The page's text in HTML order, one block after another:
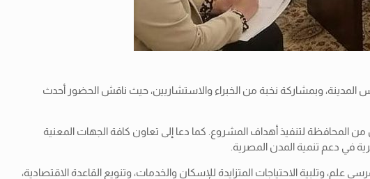
المدينة، وبمشاركة نخبة من الخبراء والاستشاريين، حيث ناقش الحضور أحدث
من المحافظة لتنفيذ أهداف المشروع. كما دعا إلى تعاون كافة الجهات المعنية
في دعم تنمية المدن المصرية.
وتلبية الاحتياجات المتزايدة للإسكان والخدمات، وتنويع القاعدة الاقتصادية،